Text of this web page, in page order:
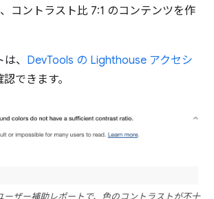
コントラスト比 7:1 のコンテンツを作
、 DevTools の Lighthouse アクセシ
認できます。